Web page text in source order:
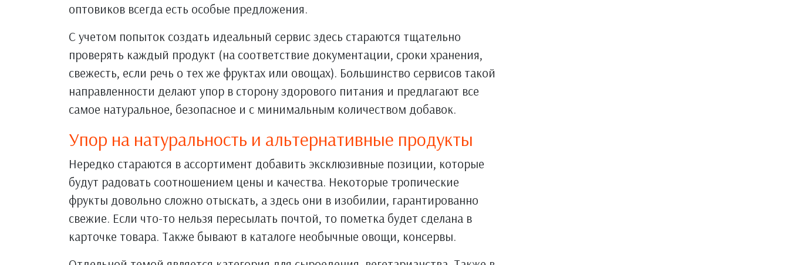
оптовиков всегда есть особые предложения.
С учетом попыток создать идеальный сервис здесь стараются тщательно
проверять каждый продукт (на соответствие документации, сроки хранения,
свежесть, если речь о тех же фруктах или овощах). Большинство сервисов такой
направленности делают упор в сторону здорового питания и предлагают все
самое натуральное, безопасное и с минимальным количеством добавок.
Упор на натуральность и альтернативные продукты
Нередко стараются в ассортимент добавить эксклюзивные позиции, которые
будут радовать соотношением цены и качества. Некоторые тропические
фрукты довольно сложно отыскать, а здесь они в изобилии, гарантированно
свежие. Если что-то нельзя пересылать почтой, то пометка будет сделана в
карточке товара. Также бывают в каталоге необычные овощи, консервы.